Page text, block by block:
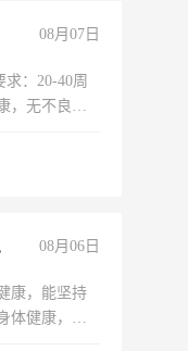
08月07日
：20-40周
，无不良嗜
班倒，每月
08月06日
康，能坚持
体健康，有